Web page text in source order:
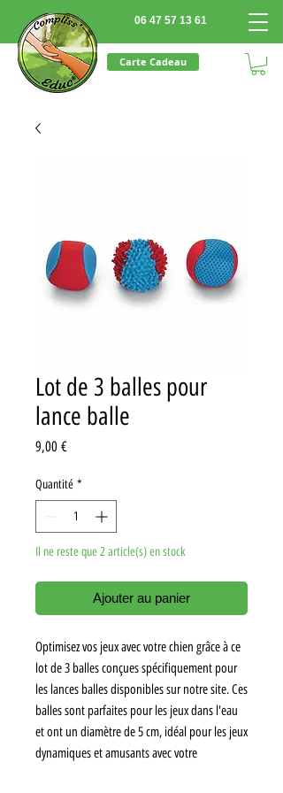
06 47 57 13 61
Carte Cadeau
Lot de 3 balles pour
lance balle
9,00 €Prix
Quantité *
Il ne reste que 2 article(s) en stock
Ajouter au panier
Optimisez vos jeux avec votre chien grâce à ce
lot de 3 balles conçues spécifiquement pour
les lances balles disponibles sur notre site. Ces
balles sont parfaites pour les jeux dans l'eau
et ont un diamètre de 5 cm, idéal pour les jeux
dynamiques et amusants avec votre